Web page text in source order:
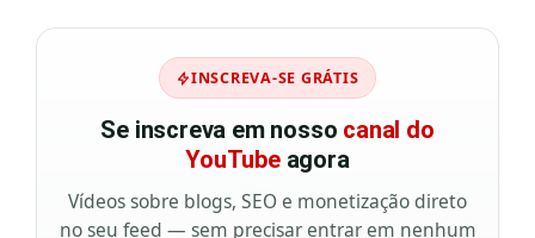
INSCREVA-SE GRÁTIS
Se inscreva em nosso canal do
YouTubeagora
Vídeos sobre blogs, SEO e monetização direto
no seu feed — sem precisar entrar em nenhum